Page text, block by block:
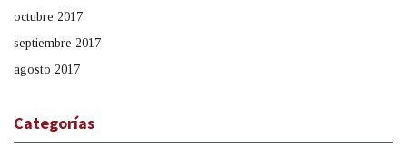
octubre 2017
septiembre 2017
agosto 2017
Categorías